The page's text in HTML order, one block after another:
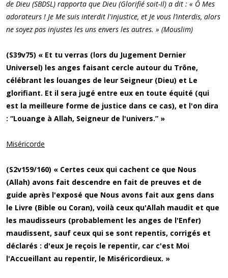
de Dieu (SBDSL) rapporta que Dieu (Glorifié soit-Il) a dit : « Ô Mes
adorateurs ! Je Me suis interdit l'injustice, et Je vous l’interdis, alors
ne soyez pas injustes les uns envers les autres. » (Mouslim)
(S39v75) « Et tu verras (lors du Jugement Dernier
Universel) les anges faisant cercle autour du Trône,
célébrant les louanges de leur Seigneur (Dieu) et Le
glorifiant. Et il sera jugé entre eux en toute équité (qui
est la meilleure forme de justice dans ce cas), et l'on dira
: “Louange à Allah, Seigneur de l'univers.” »
Miséricorde
(S2v159/160) « Certes ceux qui cachent ce que Nous
(Allah) avons fait descendre en fait de preuves et de
guide après l'exposé que Nous avons fait aux gens dans
le Livre (Bible ou Coran), voilà ceux qu'Allah maudit et que
les maudisseurs (probablement les anges de l'Enfer)
maudissent, sauf ceux qui se sont repentis, corrigés et
déclarés : d'eux Je reçois le repentir, car c'est Moi
l'Accueillant au repentir, le Miséricordieux. »